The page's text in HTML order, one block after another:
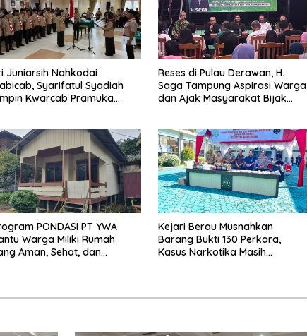
Juniarsih Nahkodai
Syarifatul Syadiah
Kwarcab Pramuka
Reses di Pulau Derawan, H.
Saga Tampung Aspirasi Warga
dan Ajak Masyarakat Bijak
PONDASI PT YWA
Warga Miliki Rumah
Aman, Sehat, dan
Kejari Berau Musnahkan
Barang Bukti 130 Perkara,
Kasus Narkotika Masih